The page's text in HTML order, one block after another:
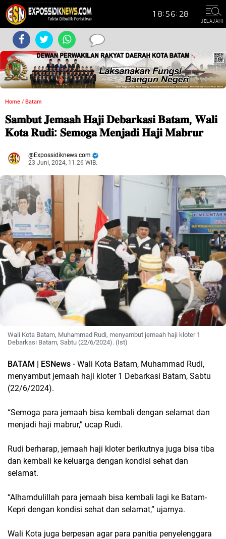
JELAJAHI
Home / Batam
𝐒𝐚𝐦𝐛𝐮𝐭 𝐉𝐞𝐦𝐚𝐚𝐡 𝐇𝐚𝐣𝐢 𝐃𝐞𝐛𝐚𝐫𝐤𝐚𝐬𝐢 𝐁𝐚𝐭𝐚𝐦, 𝐖𝐚𝐥𝐢
𝐊𝐨𝐭𝐚 𝐑𝐮𝐝𝐢: 𝐒𝐞𝐦𝐨𝐠𝐚 𝐌𝐞𝐧𝐣𝐚𝐝𝐢 𝐇𝐚𝐣𝐢 𝐌𝐚𝐛𝐫𝐮𝐫
Expossidiknews.com
23 Juni, 2024, 11.26 WIB.
Wali Kota Batam, Muhammad Rudi, menyambut jemaah haji kloter 1
Debarkasi Batam, Sabtu (22/6/2024). (Ist)
BATAM | ESNews - Wali Kota Batam, Muhammad Rudi,
menyambut jemaah haji kloter 1 Debarkasi Batam, Sabtu
(22/6/2024).
“Semoga para jemaah bisa kembali dengan selamat dan
menjadi haji mabrur,” ucap Rudi.
Rudi berharap, jemaah haji kloter berikutnya juga bisa tiba
dan kembali ke keluarga dengan kondisi sehat dan
selamat.
“Alhamdulillah para jemaah bisa kembali lagi ke Batam-
Kepri dengan kondisi sehat dan selamat,” ujarnya.
Wali Kota juga berpesan agar para panitia penyelenggara